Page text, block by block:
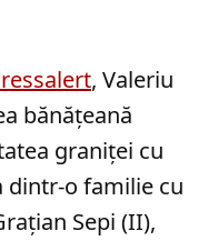
, Valeriu
bănățeană
graniței cu
dintr-o familie cu
Sepi (II),